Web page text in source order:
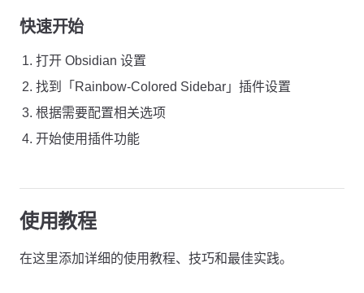
快速开始
打开 Obsidian 设置
找到「Rainbow-Colored Sidebar」插件设置
根据需要配置相关选项
开始使用插件功能
使用教程
在这里添加详细的使用教程、技巧和最佳实践。